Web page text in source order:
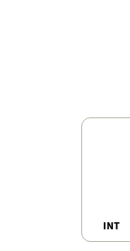
INT